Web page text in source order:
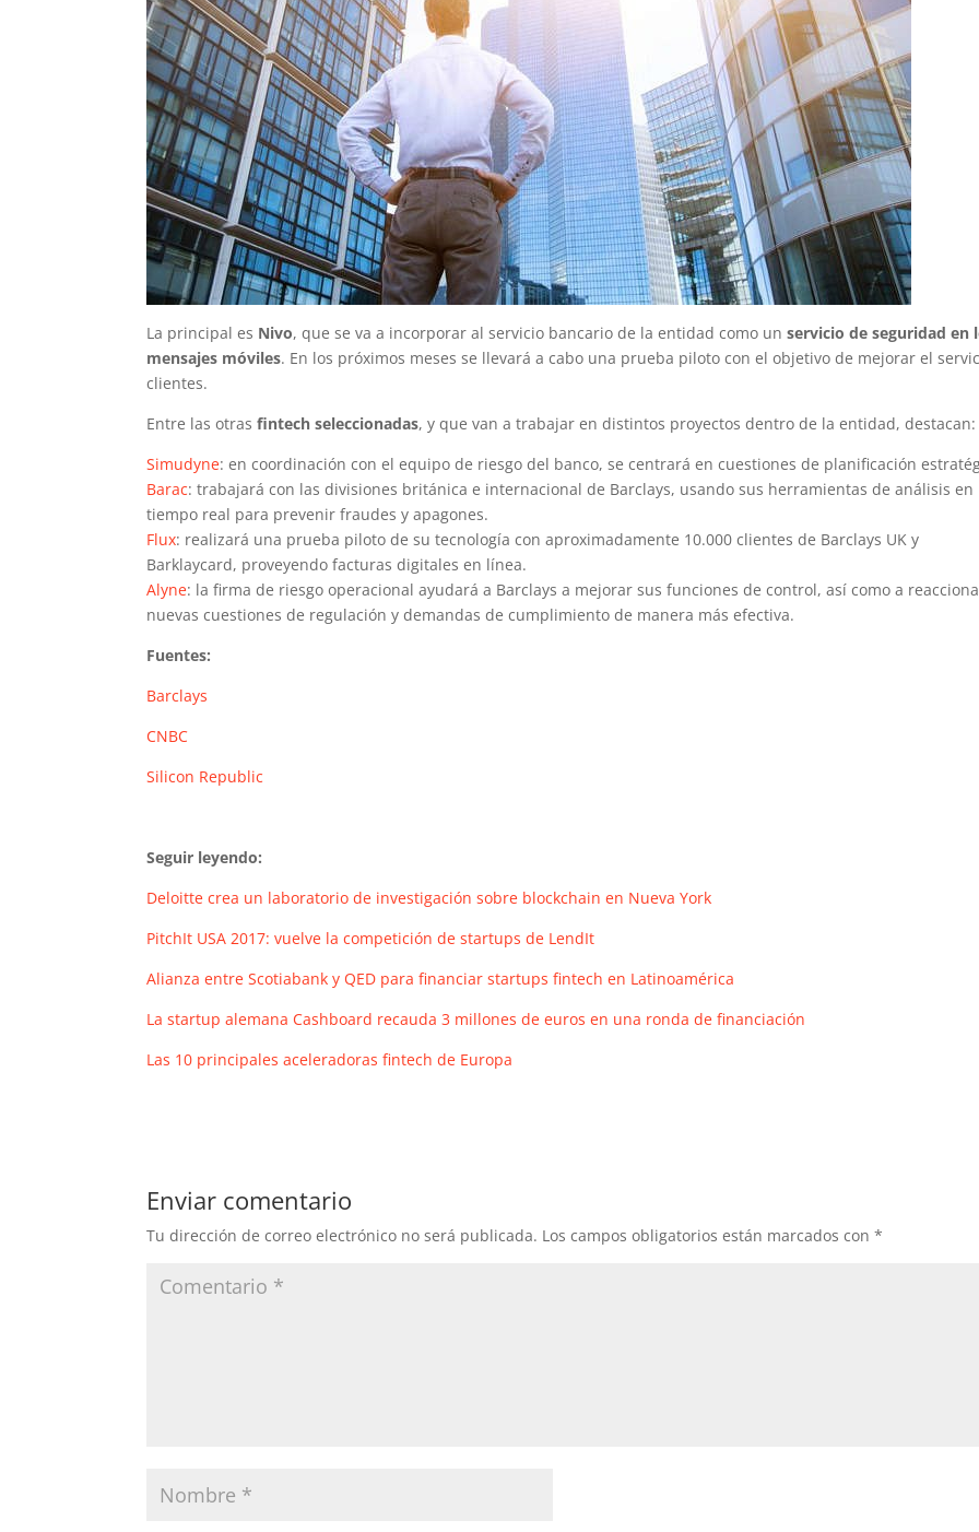
La principal es Nivo, que se va a incorporar al servicio bancario de la entidad como unservicio de seguridad en
mensajes móviles. En los próximos meses se llevará a cabo una prueba piloto con el objetivo de mejorar el
clientes.
Entre las otras fintech seleccionadas, y que van a trabajar en distintos proyectos dentro de la entidad, destacan:
Simudyne: en coordinación con el equipo de riesgo del banco, se centrará en cuestiones de planificación
Barac: trabajará con las divisiones británica e internacional de Barclays, usando sus herramientas de análisis en
tiempo real para prevenir fraudes y apagones.
Flux: realizará una prueba piloto de su tecnología con aproximadamente 10.000 clientes de Barclays UK y
Barklaycard, proveyendo facturas digitales en línea.
Alyne: la firma de riesgo operacional ayudará a Barclays a mejorar sus funciones de control, así como a
nuevas cuestiones de regulación y demandas de cumplimiento de manera más efectiva.
Fuentes:
Barclays
CNBC
Silicon Republic
Seguir leyendo:
Deloitte crea un laboratorio de investigación sobre blockchain en Nueva York
PitchIt USA 2017: vuelve la competición de startups de LendIt
Alianza entre Scotiabank y QED para financiar startups fintech en Latinoamérica
La startup alemana Cashboard recauda 3 millones de euros en una ronda de financiación
Las 10 principales aceleradoras fintech de Europa
Enviar comentario
Tu dirección de correo electrónico no será publicada. Los campos obligatorios están marcados con*